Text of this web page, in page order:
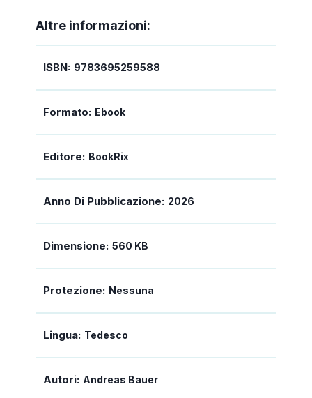
Altre informazioni:
ISBN: 9783695259588
Formato: Ebook
Editore: BookRix
Anno Di Pubblicazione: 2026
Dimensione: 560 KB
Protezione: Nessuna
Lingua: Tedesco
Autori: Andreas Bauer